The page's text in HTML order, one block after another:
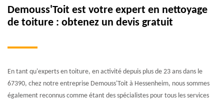
Demouss'Toit est votre expert en nettoyage
de toiture : obtenez un devis gratuit
En tant qu'experts en toiture, en activité depuis plus de 23 ans dans le
67390, chez notre entreprise Demouss'Toit à Hessenheim, nous sommes
également reconnus comme étant des spécialistes pour tous les services